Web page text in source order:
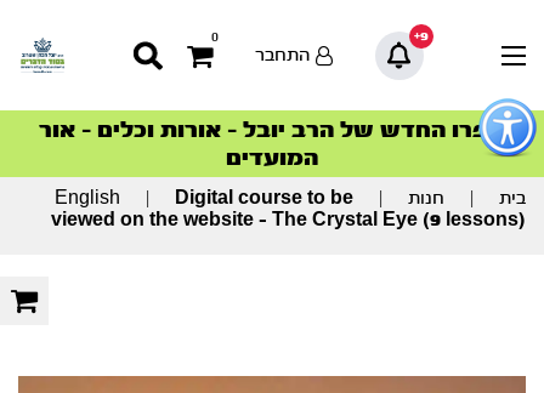
כפתור
לפתיחת
תפריט
9+
0
התחבר
סדרות הפודקאסטים
הסדרה המובילה החודש – דרך המלך
ספרו החדש של הרב יובל – אורות וכלים – אור
המועדים
הצטרפו למהפכת הבריאות הטבעית >
סדרות הפודקאסטים
הסדרה המובילה החודש – דרך המלך
תוכן
מרכזי
בית חנות English
Digital course to be
viewed on the website – The Crystal Eye (9 lessons)